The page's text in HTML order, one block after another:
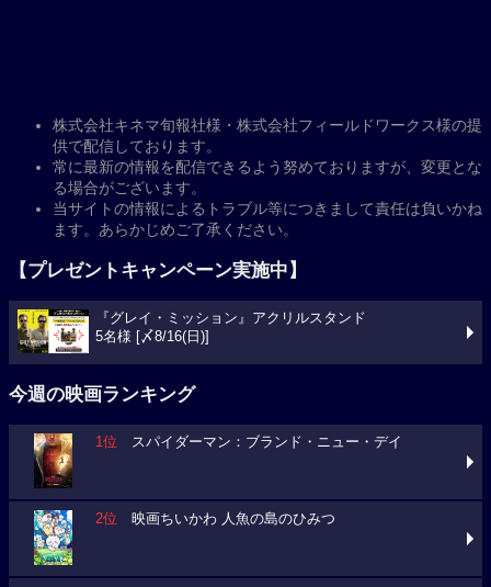
株式会社キネマ旬報社様・株式会社フィールドワークス様の提
供で配信しております。
常に最新の情報を配信できるよう努めておりますが、変更とな
る場合がございます。
当サイトの情報によるトラブル等につきまして責任は負いかね
ます。あらかじめご了承ください。
【プレゼントキャンペーン実施中】
『グレイ・ミッション』アクリルスタンド
5名様 [〆8/16(日)]
今週の映画ランキング
1位 スパイダーマン：ブランド・ニュー・デイ
2位 映画ちいかわ 人魚の島のひみつ